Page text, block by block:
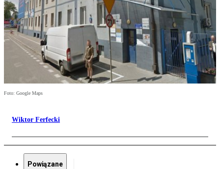
Foto: Google Maps
Wiktor Ferfecki
Powiązane